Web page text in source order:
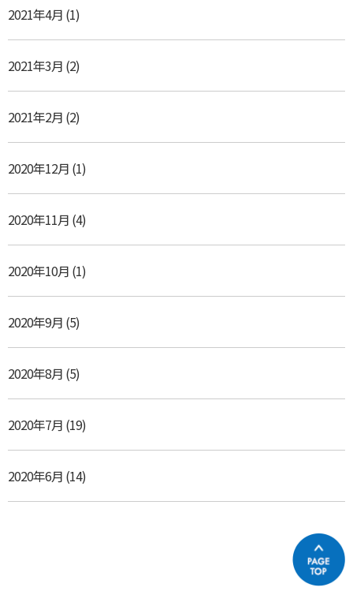
2021年4月 (1)
2021年3月 (2)
2021年2月 (2)
2020年12月 (1)
2020年11月 (4)
2020年10月 (1)
2020年9月 (5)
2020年8月 (5)
2020年7月 (19)
2020年6月 (14)